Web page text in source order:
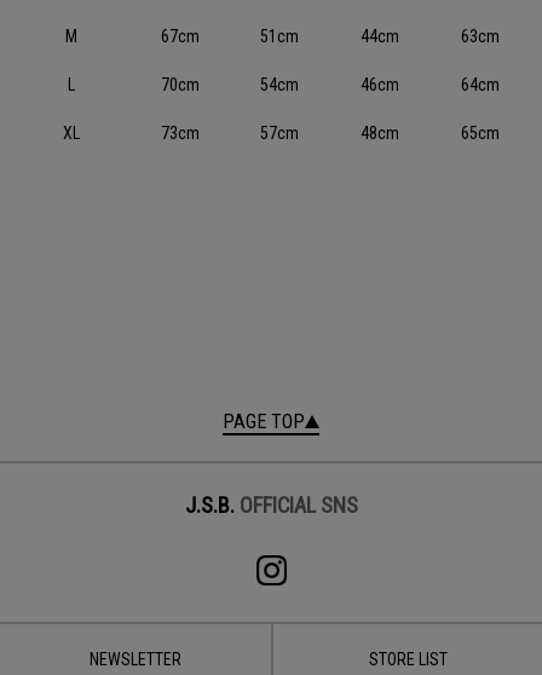
M 67cm 51cm 44cm 63cm
70cm 54cm 46cm 64cm
XL 73cm 57cm 48cm 65cm
PAGE TOP
J.S.B. OFFICIAL SNS
NEWSLETTER STORE LIST